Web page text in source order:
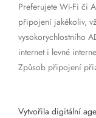
Preferujete Wi-Fi či
připojení jakékoliv,
vysokorychlostního
internet i levné
Způsob připojení
Vytvořila digitální